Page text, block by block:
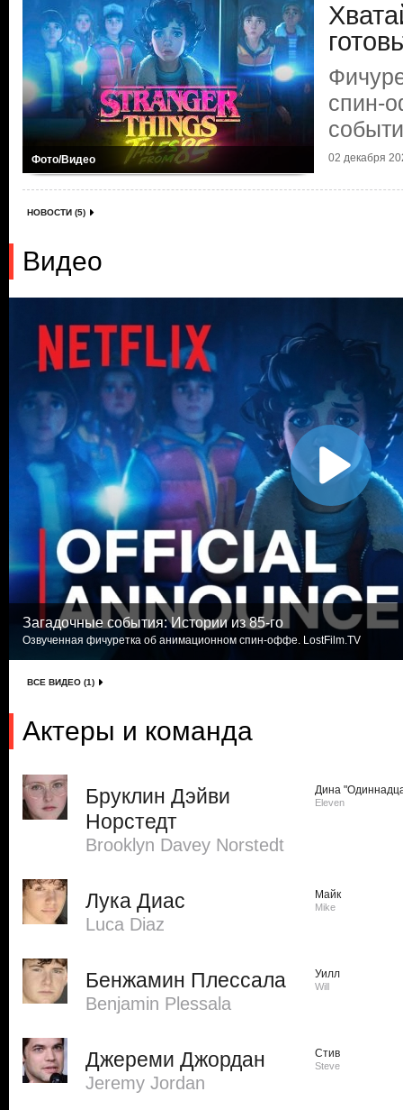
Фото/Видео
спин-
02 декабря
НОВОСТИ (5)
Видео
Загадочные события: Истории из 85-го
Озвученная фичуретка об анимационном спин-оффе. LostFilm.TV
ВСЕ ВИДЕО (1)
Актеры и команда
Бруклин Дэйви
Норстедт
Brooklyn Davey Norstedt
Дина
Eleven
Лука Диас
Luca Diaz
Майк
Mike
Бенжамин Плессала
Benjamin Plessala
Уилл
Will
Джереми Джордан
Jeremy Jordan
Стив
Steve